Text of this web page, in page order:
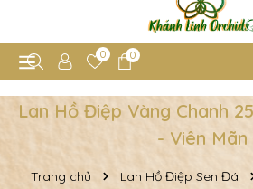
0 0
Lan Hồ Điệp Vàng Chanh
- Viên Mãn
Trang chủ Lan Hồ Điệp Sen Đá